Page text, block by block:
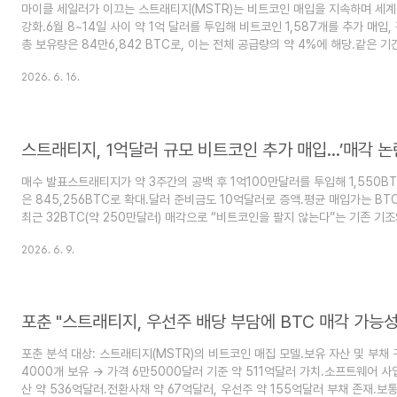
마이클 세일러가 이끄는 스트래티지(MSTR)는 비트코인 매입을 지속하며 세
강화.6월 8~14일 사이 약 1억 달러를 투입해 비트코인 1,587개를 추가 매
총 보유량은 84만6,842 BTC로, 이는 전체 공급량의 약 4%에 해당.같은 기
달은 현금성 자산이나 기존 BTC 매도가 아닌 주식 발행을 통한 방식으로 진
2026. 6. 16.
스트래티지, 1억달러 규모 비트코인 추가 매입…’매각 논
매수 발표스트래티지가 약 3주간의 공백 후 1억100만달러를 투입해
은 845,256BTC로 확대.달러 준비금도 10억달러로 증액.평균 매입가는
최근 32BTC(약 250만달러) 매각으로 “비트코인을 팔지 않는다”는 기존 기
하며 추가 매수 예고.해석1,550BTC 매입은 매각 논란에 대한 사실상 반박으
2026. 6. 9.
포춘 "스트래티지, 우선주 배당 부담에 BTC 매각 가능
포춘 분석 대상: 스트래티지(MSTR)의 비트코인 매집 모델.보유 자산 및 부
4000개 보유 → 가격 6만5000달러 기준 약 511억달러 가치.소프트웨어 사
산 약 536억달러.전환사채 약 67억달러, 우선주 약 155억달러 부채 존재.보